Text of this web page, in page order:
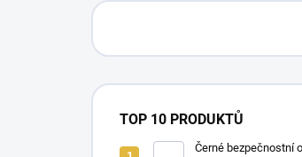
P
s
r
TOP 10 PRODUKTŮ
Černé bezpečnostní